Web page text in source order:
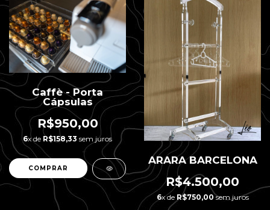
Caffè - Porta
Cápsulas
R$950,00
6x de R$158,33 sem juros
ARARA BARCELONA
R$4.500,00
6x de R$750,00sem juros